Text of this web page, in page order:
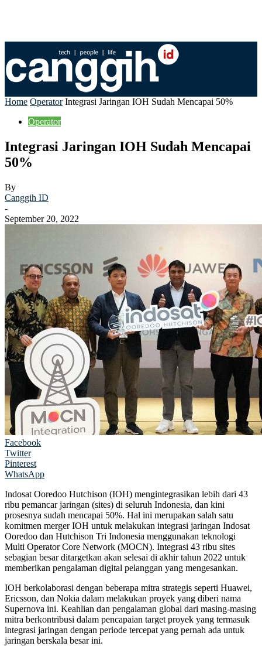
Home Operator Integrasi Jaringan IOH Sudah Mencapai 50%
Operator
Integrasi Jaringan IOH Sudah Mencapai
50%
By
Canggih ID
-
September 20, 2022
Facebook
Twitter
Pinterest
WhatsApp
Indosat Ooredoo Hutchison (IOH) mengintegrasikan lebih dari 43
ribu pemancar jaringan (sites) di seluruh Indonesia, dan kini
prosesnya sudah mencapai 50%. Hal ini merupakan salah satu
komitmen merger IOH untuk melakukan integrasi jaringan Indosat
Ooredoo dan Hutchison Tri Indonesia menggunakan teknologi
Multi Operator Core Network (MOCN). Integrasi 43 ribu sites
sebagian besar ditargetkan akan selesai di akhir tahun 2022 untuk
memberikan pengalaman digital pelanggan yang mengesankan.
IOH berkolaborasi dengan beberapa mitra strategis seperti Huawei,
Ericsson, dan Nokia dalam melakukan proyek yang diberi nama
Supernova ini. Keahlian dan pengalaman global dari masing-masing
mitra berkontribusi dalam pencapaian target proyek yang termasuk
integrasi jaringan dengan periode tercepat yang pernah ada untuk
jaringan berskala besar ini.